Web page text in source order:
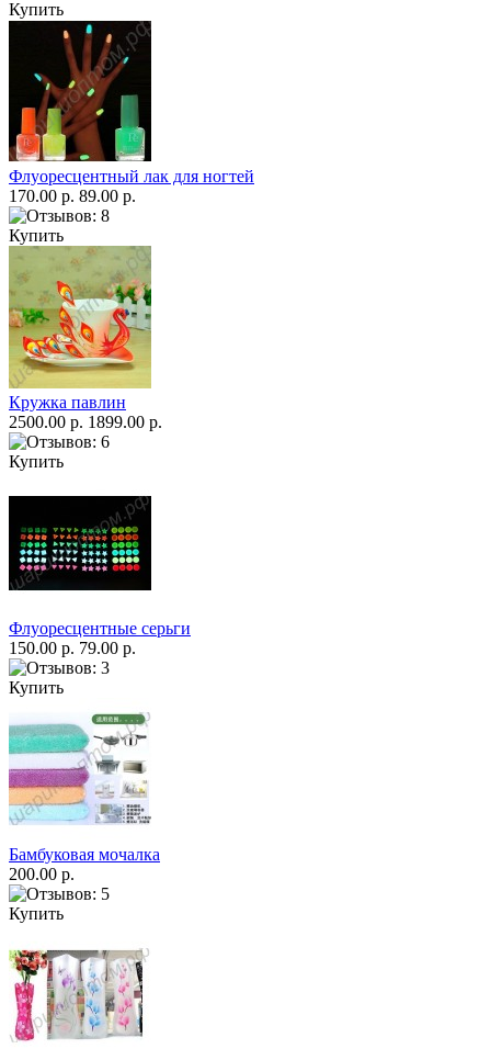
Купить
Флуоресцентный лак для ногтей
170.00 р. 89.00 р.
Купить
Кружка павлин
2500.00 р. 1899.00 р.
Купить
Флуоресцентные серьги
150.00 р. 79.00 р.
Купить
Бамбуковая мочалка
200.00 р.
Купить